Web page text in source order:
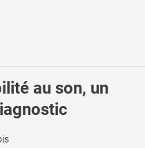
au son, un